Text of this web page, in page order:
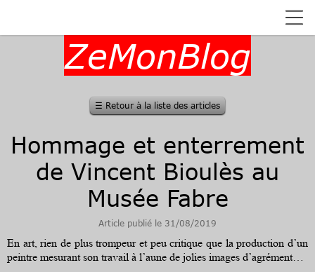
ZeMonBlog
☰ Retour à la liste des articles
Hommage et enterrement
de Vincent Bioulès au
Musée Fabre
Article publié le 31/08/2019
En art, rien de plus trompeur et peu critique que la production d’un
peintre mesurant son travail à l’aune de jolies images d’agrément…